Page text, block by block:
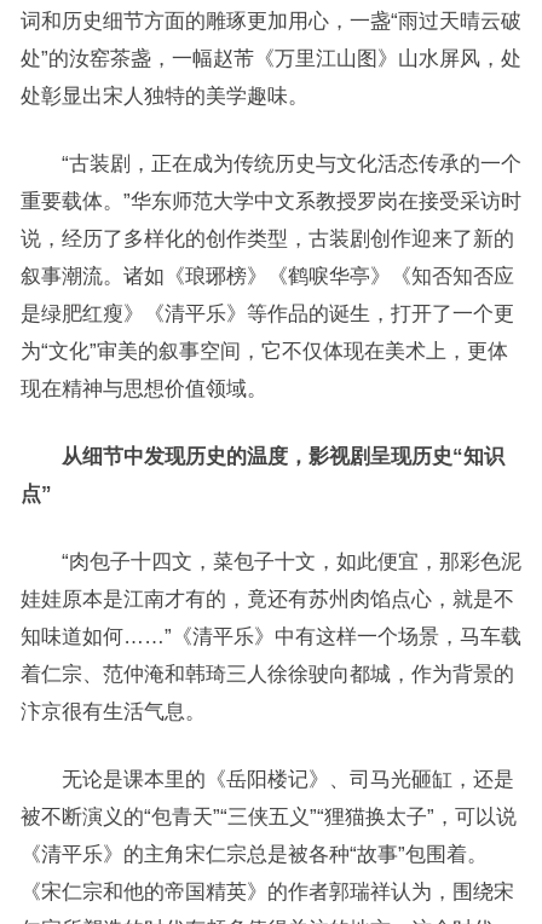
词和历史细节方面的雕琢更加用心，一盏“雨过天晴云破
处”的汝窑茶盏，一幅赵芾《万里江山图》山水屏风，处
处彰显出宋人独特的美学趣味。
“古装剧，正在成为传统历史与文化活态传承的一个
重要载体。”华东师范大学中文系教授罗岗在接受采访时
说，经历了多样化的创作类型，古装剧创作迎来了新的
叙事潮流。诸如《琅琊榜》《鹤唳华亭》《知否知否应
是绿肥红瘦》《清平乐》等作品的诞生，打开了一个更
为“文化”审美的叙事空间，它不仅体现在美术上，更体
现在精神与思想价值领域。
从细节中发现历史的温度，影视剧呈现历史“知识
点”
“肉包子十四文，菜包子十文，如此便宜，那彩色泥
娃娃原本是江南才有的，竟还有苏州肉馅点心，就是不
知味道如何……”《清平乐》中有这样一个场景，马车载
着仁宗、范仲淹和韩琦三人徐徐驶向都城，作为背景的
汴京很有生活气息。
无论是课本里的《岳阳楼记》、司马光砸缸，还是
被不断演义的“包青天”“三侠五义”“狸猫换太子”，可以说
《清平乐》的主角宋仁宗总是被各种“故事”包围着。
《宋仁宗和他的帝国精英》的作者郭瑞祥认为，围绕宋